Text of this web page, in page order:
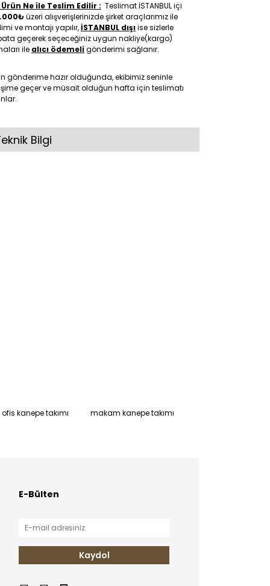
Ne ile Teslim Edilir : Teslimat İSTANBUL içi
üzeri alışverişlerinizde şirket araçlarımız ile
ve montajı yapılır,İSTANBUL dışıise sizlerle
geçerek seçeceğiniz uygun nakliye(kargo)
ile alıcı ödemeligönderimi sağlanır.
gönderime hazır olduğunda, ekibimiz seninle
geçer ve müsait olduğun hafta için teslimatı
Bilgi
ofis kanepe takımı makam kanepe takımı
E-Bülten
Kaydol